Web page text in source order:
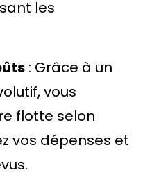
les
: Grâce à un
vous
flotte selon
vos dépenses et